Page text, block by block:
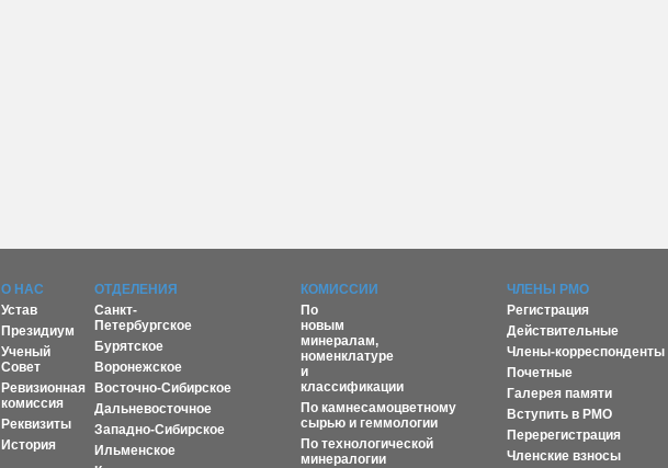
О НАС
Устав
Президиум
Ученый
Совет
Ревизионная
комиссия
Реквизиты
История
ОТДЕЛЕНИЯ
Санкт-
Петербургское
Бурятское
Воронежское
Восточно-Сибирское
Дальневосточное
Западно-Сибирское
Ильменское
КОМИССИИ
По
новым
минералам,
номенклатуре
и
классификации
По камнесамоцветному
сырью и геммологии
По технологической
минералогии
ЧЛЕНЫ РМО
Регистрация
Действительные
Члены-корреспонденты
Почетные
Галерея памяти
Вступить в РМО
Перерегистрация
Членские взносы